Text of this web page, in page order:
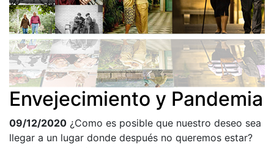
Envejecimiento y Pandemia
09/12/2020 ¿Como es posible que nuestro deseo sea
llegar a un lugar donde después no queremos estar?